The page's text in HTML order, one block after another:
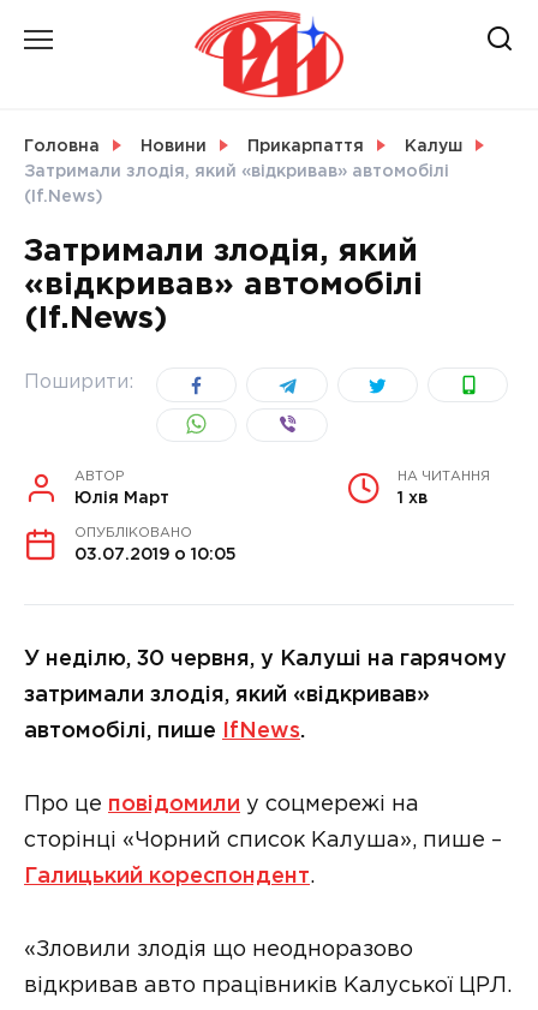
СВІТ
УКРАЇНА
Головна Новини Прикарпаття
Калуш
Затримали злодія, який «відкривав» автомобілі
(If.News)
Затримали злодія, який
«відкривав» автомобілі
(If.News)
Поширити:
АВТОР
Юлія Март
НА ЧИТАННЯ
1 хв
ОПУБЛІКОВАНО
03.07.2019 о 10:05
У неділю, 30 червня, у Калуші на гарячому
затримали злодія, який «відкривав»
автомобілі, пише
IfNews.
Про це повідомили у соцмережі на
сторінці «Чорний список Калуша», пише –
Галицький кореспондент.
«Зловили злодія що неодноразово
відкривав авто працівників Калуської ЦРЛ.